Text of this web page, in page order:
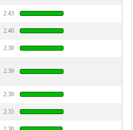
2.43
2.40
2.39
2.39
2.39
2.35